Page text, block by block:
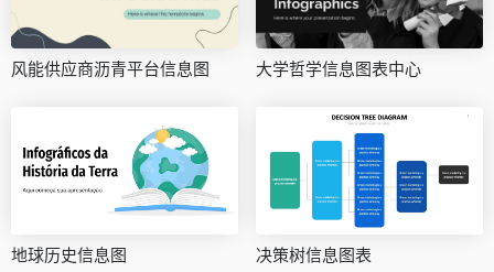
风能供应商沥青平台信息图 大学哲学信息图表中心
地球历史信息图 决策树信息图表